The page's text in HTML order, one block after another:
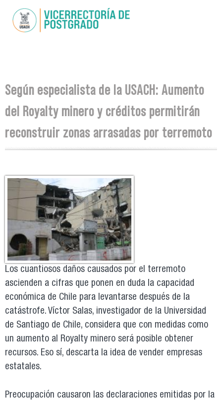
contenido
Se encuentra usted aquí
Según especialista de la USACH: Aumento
del Royalty minero y créditos permitirán
reconstruir zonas arrasadas por terremoto
Los cuantiosos daños causados por el terremoto
ascienden a cifras que ponen en duda la capacidad
económica de Chile para levantarse después de la
catástrofe. Víctor Salas, investigador de la Universidad
de Santiago de Chile, considera que con medidas como
un aumento al Royalty minero será posible obtener
recursos. Eso sí, descarta la idea de vender empresas
estatales.
Preocupación causaron las declaraciones emitidas por la